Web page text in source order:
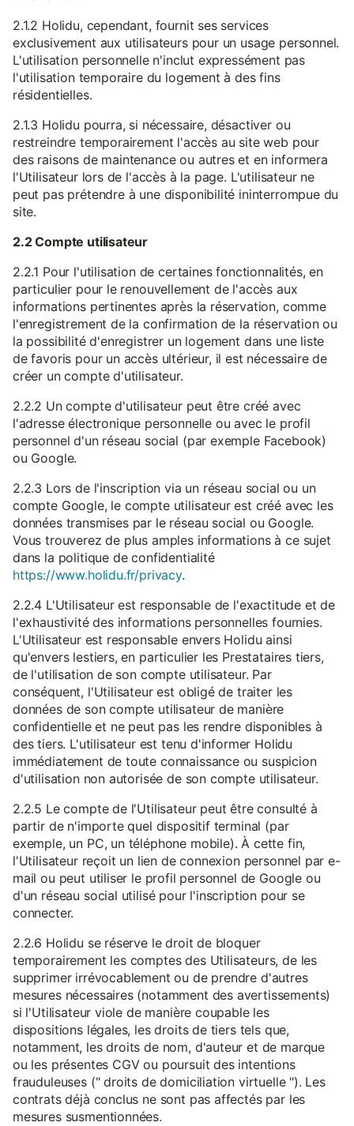
2.1.2 Holidu, cependant, fournit ses services
exclusivement aux utilisateurs pour un usage personnel.
L'utilisation personnelle n'inclut expressément pas
l'utilisation temporaire du logement à des fins
résidentielles.
2.1.3 Holidu pourra, si nécessaire, désactiver ou
restreindre temporairement l'accès au site web pour
des raisons de maintenance ou autres et en informera
l'Utilisateur lors de l'accès à la page. L'utilisateur ne
peut pas prétendre à une disponibilité ininterrompue du
site.
2.2 Compte utilisateur
2.2.1 Pour l'utilisation de certaines fonctionnalités, en
particulier pour le renouvellement de l'accès aux
informations pertinentes après la réservation, comme
l'enregistrement de la confirmation de la réservation ou
la possibilité d'enregistrer un logement dans une liste
de favoris pour un accès ultérieur, il est nécessaire de
créer un compte d'utilisateur.
2.2.2 Un compte d'utilisateur peut être créé avec
l'adresse électronique personnelle ou avec le profil
personnel d'un réseau social (par exemple Facebook)
ou Google.
2.2.3 Lors de l'inscription via un réseau social ou un
compte Google, le compte utilisateur est créé avec les
données transmises par le réseau social ou Google.
Vous trouverez de plus amples informations à ce sujet
dans la politique de confidentialité
https://www.holidu.fr/privacy.
2.2.4 L'Utilisateur est responsable de l'exactitude et de
l'exhaustivité des informations personnelles fournies.
L'Utilisateur est responsable envers Holidu ainsi
qu'envers lestiers, en particulier les Prestataires tiers,
de l'utilisation de son compte utilisateur. Par
conséquent, l'Utilisateur est obligé de traiter les
données de son compte utilisateur de manière
confidentielle et ne peut pas les rendre disponibles à
des tiers. L'utilisateur est tenu d'informer Holidu
immédiatement de toute connaissance ou suspicion
d'utilisation non autorisée de son compte utilisateur.
2.2.5 Le compte de l'Utilisateur peut être consulté à
partir de n'importe quel dispositif terminal (par
exemple, un PC, un téléphone mobile). À cette fin,
l'Utilisateur reçoit un lien de connexion personnel par e-
mail ou peut utiliser le profil personnel de Google ou
d'un réseau social utilisé pour l'inscription pour se
connecter.
2.2.6 Holidu se réserve le droit de bloquer
temporairement les comptes des Utilisateurs, de les
supprimer irrévocablement ou de prendre d'autres
mesures nécessaires (notamment des avertissements)
si l'Utilisateur viole de manière coupable les
dispositions légales, les droits de tiers tels que,
notamment, les droits de nom, d'auteur et de marque
ou les présentes CGV ou poursuit des intentions
frauduleuses (" droits de domiciliation virtuelle "). Les
contrats déjà conclus ne sont pas affectés par les
mesures susmentionnées.